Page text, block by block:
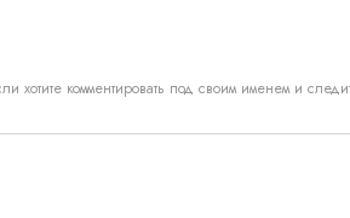
хотите комментировать под своим именем и